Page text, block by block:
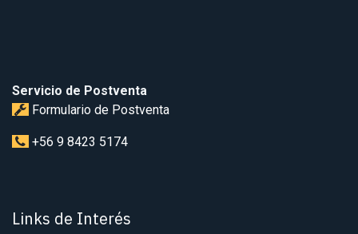
Servicio de Postventa
Formulario de Postventa
+56 9 8423 5174
Links de Interés